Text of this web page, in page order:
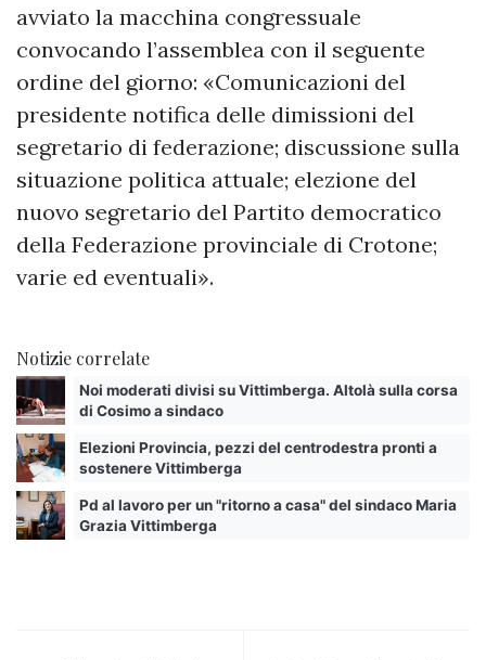
avviato la macchina congressuale
convocando l’assemblea con il seguente
ordine del giorno: «Comunicazioni del
presidente notifica delle dimissioni del
segretario di federazione; discussione sulla
situazione politica attuale; elezione del
nuovo segretario del Partito democratico
della Federazione provinciale di Crotone;
varie ed eventuali».
Notizie correlate
Noi moderati divisi su Vittimberga. Altolà sulla corsa
di Cosimo a sindaco
Elezioni Provincia, pezzi del centrodestra pronti a
sostenere Vittimberga
Pd al lavoro per un "ritorno a casa" del sindaco Maria
Grazia Vittimberga